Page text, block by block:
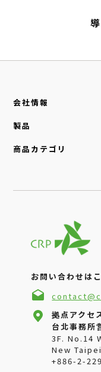
お問い合わせは
拠点アクセ
台北事務所
3F. No.14
New
+886-2-
会社情報
中日特種紙について
お問い合わせ
製品
機能紙
美術用紙
商品カテゴリ
自動車
テキスタイル
グリーン材料